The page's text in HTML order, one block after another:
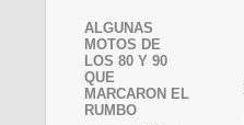
ALGUNAS
MOTOS DE
LOS 80 Y 90
QUE
MARCARON EL
RUMBO